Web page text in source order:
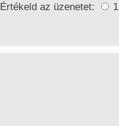
Értékeld az üzenetet: